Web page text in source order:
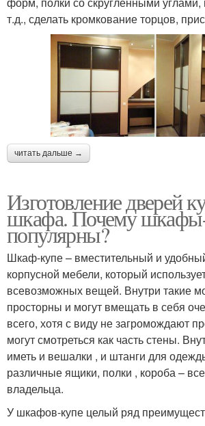
т.д., сделать кромкование торцов,
читать дальше →
Изготовление дверей
шкафа. Почему
популярны?
Шкаф-купе – вместительный и
корпусной мебели, который
всевозможных вещей. Внутри такие
просторны и могут вмещать в себя
всего, хотя с виду не загромождают
могут смотреться как часть стены.
иметь и вешалки , и штанги для
различные ящики, полки , короба –
владельца.
У шкафов-купе целый ряд